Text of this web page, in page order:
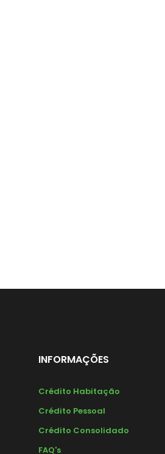
INFORMAÇÕES
Crédito Habitação
Crédito Pessoal
Crédito Consolidado
FAQ's